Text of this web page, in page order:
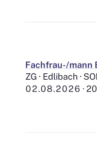
Fachfrau-/mann
ZG · Edlibach ·
02.08.2026